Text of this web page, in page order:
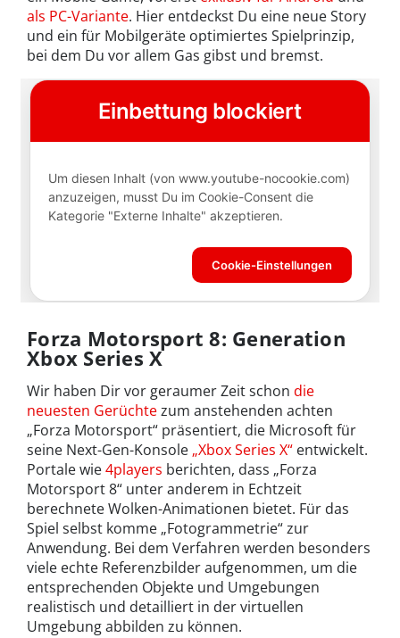
als PC-Variante. Hier entdeckst Du eine neue Story
und ein für Mobilgeräte optimiertes Spielprinzip,
bei dem Du vor allem Gas gibst und bremst.
Forza Motorsport 8: Generation
Xbox Series X
Wir haben Dir vor geraumer Zeit schon die
neuesten Gerüchtezum anstehenden achten
„Forza Motorsport“ präsentiert, die Microsoft für
seine Next-Gen-Konsole „Xbox Series X“ entwickelt.
Portale wie4players berichten, dass „Forza
Motorsport 8“ unter anderem in Echtzeit
berechnete Wolken-Animationen bietet. Für das
Spiel selbst komme „Fotogrammetrie“ zur
Anwendung. Bei dem Verfahren werden besonders
viele echte Referenzbilder aufgenommen, um die
entsprechenden Objekte und Umgebungen
realistisch und detailliert in der virtuellen
Umgebung abbilden zu können.